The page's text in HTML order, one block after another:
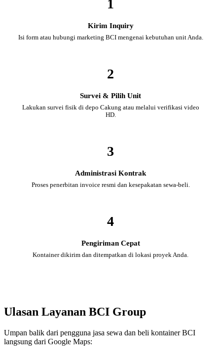
1
Kirim Inquiry
Isi form atau hubungi marketing BCI mengenai kebutuhan unit Anda.
2
Survei & Pilih Unit
Lakukan survei fisik di depo Cakung atau melalui verifikasi video
HD.
3
Administrasi Kontrak
Proses penerbitan invoice resmi dan kesepakatan sewa-beli.
4
Pengiriman Cepat
Kontainer dikirim dan ditempatkan di lokasi proyek Anda.
Ulasan Layanan BCI Group
Umpan balik dari pengguna jasa sewa dan beli kontainer BCI
langsung dari Google Maps: